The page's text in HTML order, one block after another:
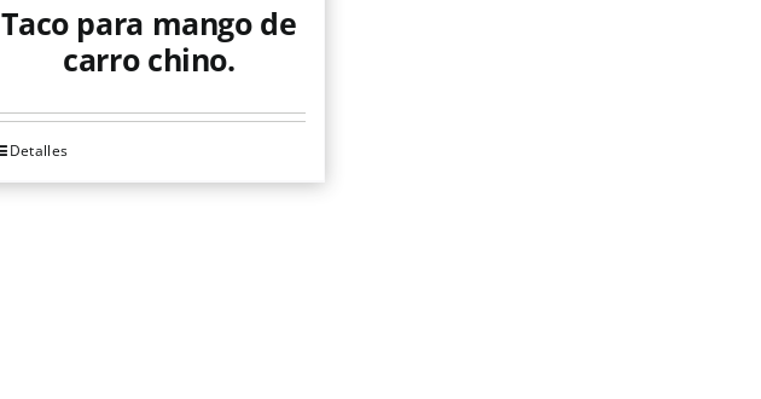
Taco para mango de
carro chino.
Detalles